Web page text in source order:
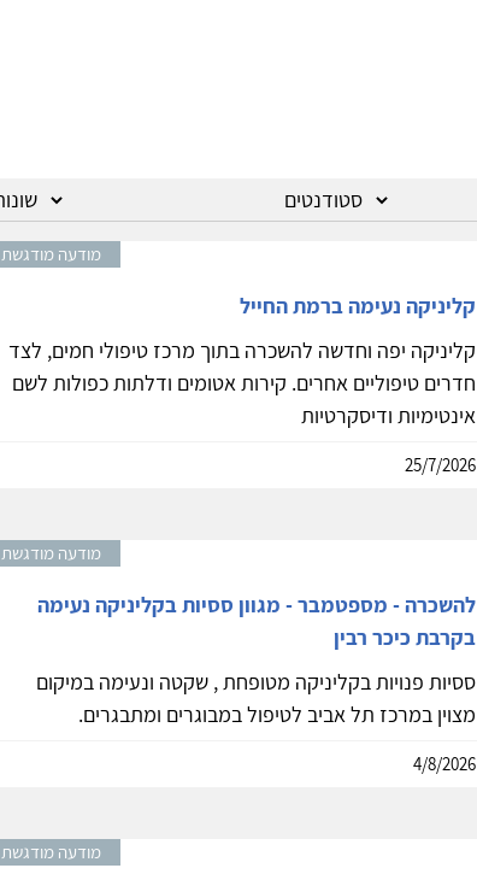
מודעה מודגשת
קליניקה נעימה ברמת החייל
קליניקה יפה וחדשה להשכרה בתוך מרכז טיפולי חמים, לצד
חדרים טיפוליים אחרים. קירות אטומים ודלתות כפולות לשם
אינטימיות ודיסקרטיות
25/7/2026
מודעה מודגשת
להשכרה - מספטמבר - מגוון ססיות בקליניקה נעימה
בקרבת כיכר רבין
ססיות פנויות בקליניקה מטופחת , שקטה ונעימה במיקום
מצוין במרכז תל אביב לטיפול במבוגרים ומתבגרים.
4/8/2026
מודעה מודגשת